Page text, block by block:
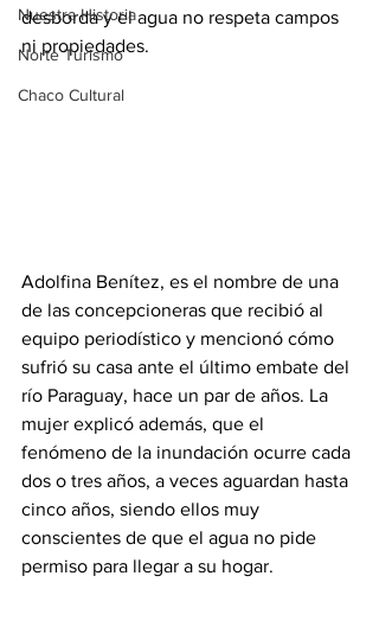
Nuestra Historia
Norte Turismo
Chaco Cultural
desborda y el agua no respeta campos
ni propiedades.
Adolfina Benítez, es el nombre de una
de las concepcioneras que recibió al
equipo periodístico y mencionó cómo
sufrió su casa ante el último embate del
río Paraguay, hace un par de años. La
mujer explicó además, que el
fenómeno de la inundación ocurre cada
dos o tres años, a veces aguardan hasta
cinco años, siendo ellos muy
conscientes de que el agua no pide
permiso para llegar a su hogar.